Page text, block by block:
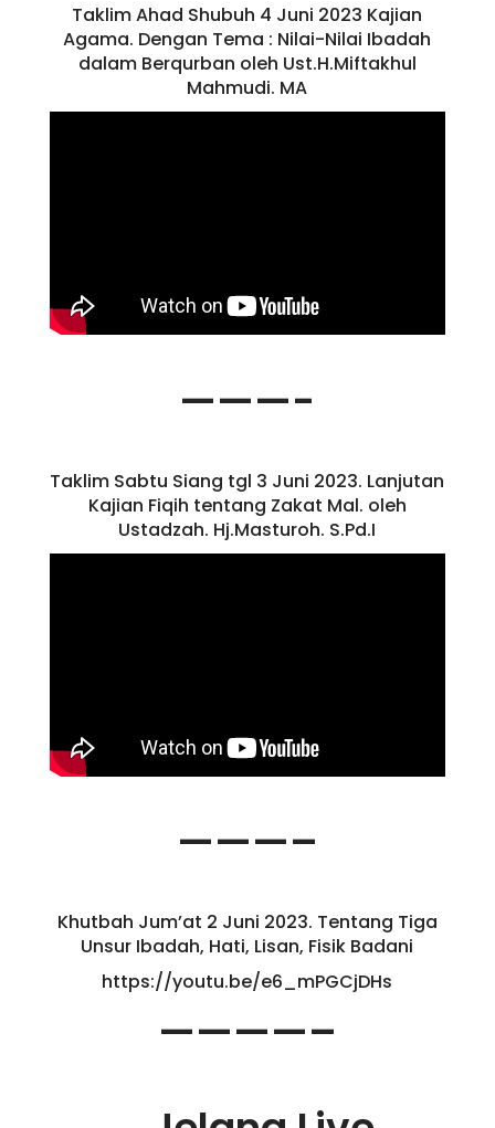
Taklim Ahad Shubuh 4 Juni 2023 Kajian
Agama. Dengan Tema : Nilai-Nilai Ibadah
dalam Berqurban oleh Ust.H.Miftakhul
Mahmudi. MA
———-
Taklim Sabtu Siang tgl 3 Juni 2023. Lanjutan
Kajian Fiqih tentang Zakat Mal. oleh
Ustadzah. Hj.Masturoh. S.Pd.I
———–
Khutbah Jum’at 2 Juni 2023. Tentang Tiga
Unsur Ibadah, Hati, Lisan, Fisik Badani
https://youtu.be/e6_mPGCjDHs
————–